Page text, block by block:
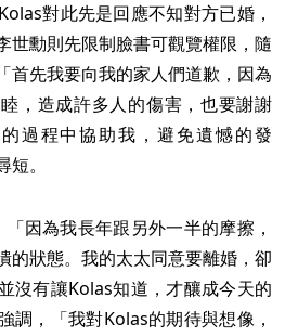
對此先是回應不知對方已婚，
世勳則先限制臉書可觀覽權限，隨
首先我要向我的家人們道歉，因為
，造成許多人的傷害，也要謝謝
過程中協助我，避免遺憾的發
。
因為我長年跟另外一半的摩擦，
的狀態。我的太太同意要離婚，卻
沒有讓Kolas知道，才釀成今天的
調，「我對Kolas的期待與想像，